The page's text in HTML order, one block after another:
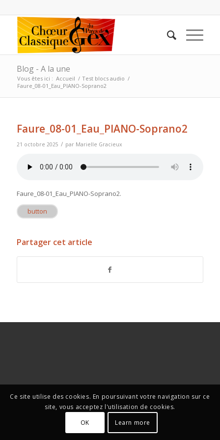
Blog - A la une
Vous êtes ici : Accueil / Test blocs audio /
Faure_08-01_Eau_PIANO-Soprano2
Faure_08-01_Eau_PIANO-Soprano2
21 octobre 2025 / par Marielle Gracieux
Faure_08-01_Eau_PIANO-Soprano2.
button
Partager cet article
Ce site utilise des cookies. En poursuivant votre navigation sur ce
site, vous acceptez l'utilisation de cookies.
OK
Learn more